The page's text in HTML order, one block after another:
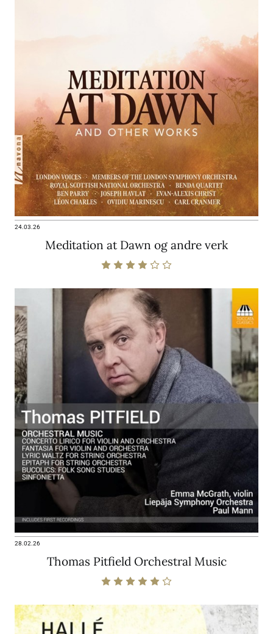
24.03.26
Meditation at Dawn og andre verk
28.02.26
Thomas Pitfield Orchestral Music